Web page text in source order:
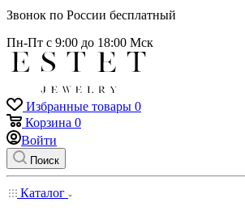
Звонок по России бесплатный
Пн-Пт с 9:00 до 18:00 Мск
Избранные товары 0
Корзина 0
Войти
Поиск
Каталог